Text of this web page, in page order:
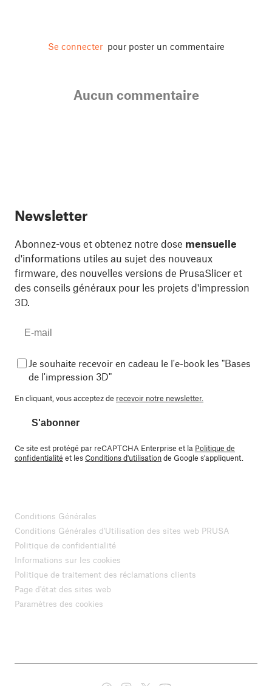
Se connecter pour poster un commentaire
Aucun commentaire
Newsletter
Abonnez-vous et obtenez notre dose mensuelle
d'informations utiles au sujet des nouveaux
firmware, des nouvelles versions de PrusaSlicer et
des conseils généraux pour les projets d'impression
3D.
Je souhaite recevoir en cadeau le l'e-book les "Bases
de l'impression 3D"
En cliquant, vous acceptez de recevoir notre newsletter.
S'abonner
Ce site est protégé par reCAPTCHA Enterprise et la Politique de
confidentialité et lesConditions d'utilisationde Google s'appliquent.
Conditions Générales
Conditions Générales d'Utilisation des sites web PRUSA
Politique de confidentialité
Informations sur les cookies
Politique de traitement des réclamations clients
Page d'état des sites web
Paramètres des cookies